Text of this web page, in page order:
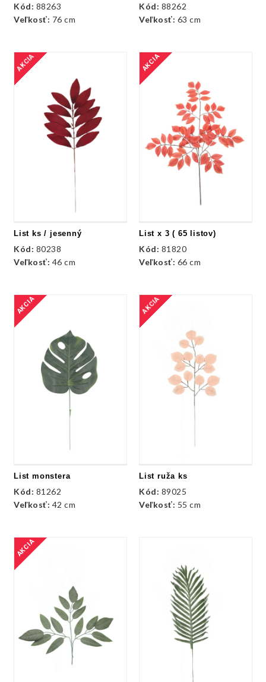
Kód: 88263
Veľkosť: 76 cm
Kód: 88262
Veľkosť: 63 cm
AKCIA
List ks / jesenný
Kód: 80238
Veľkosť: 46 cm
AKCIA
List x 3 ( 65 listov)
Kód: 81820
Veľkosť: 66 cm
AKCIA
List monstera
Kód: 81262
Veľkosť: 42 cm
AKCIA
List ruža ks
Kód: 89025
Veľkosť: 55 cm
AKCIA